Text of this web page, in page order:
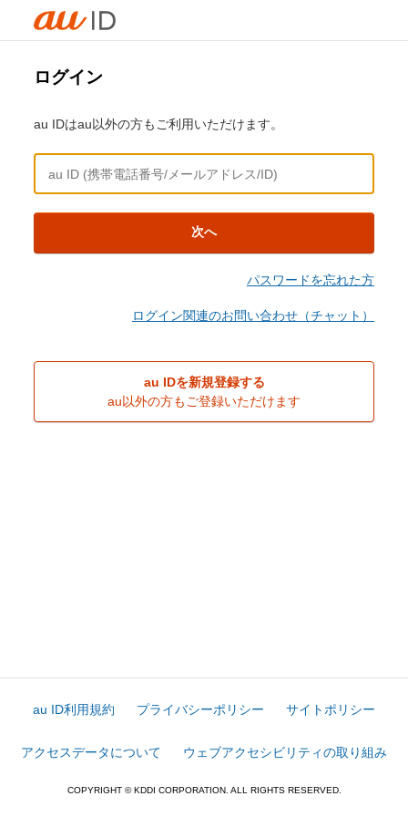
ログイン
au IDはau以外の方もご利用いただけます。
次へ
パスワードを忘れた方
ログイン関連のお問い合わせ（チャット）
au IDを新規登録する
au以外の方もご登録いただけます
au ID利用規約 プライバシーポリシー サイトポリシー
アクセスデータについて ウェブアクセシビリティの取り組み
COPYRIGHT © KDDI CORPORATION. ALL RIGHTS RESERVED.